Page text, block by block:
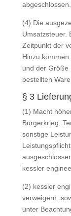
abgeschlossen.
(4) Die
Umsatzsteuer.
Zeitpunkt der
Hinzu
und der Größe
bestellten
§ 3
(1) Macht
Bürgerkrieg,
sonstige
kessler
(2) kessler
verweigern,
unter